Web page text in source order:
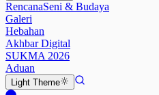
RencanaSeni & Budaya
Galeri
Hebahan
Akhbar Digital
SUKMA 2026
Aduan
Light Theme